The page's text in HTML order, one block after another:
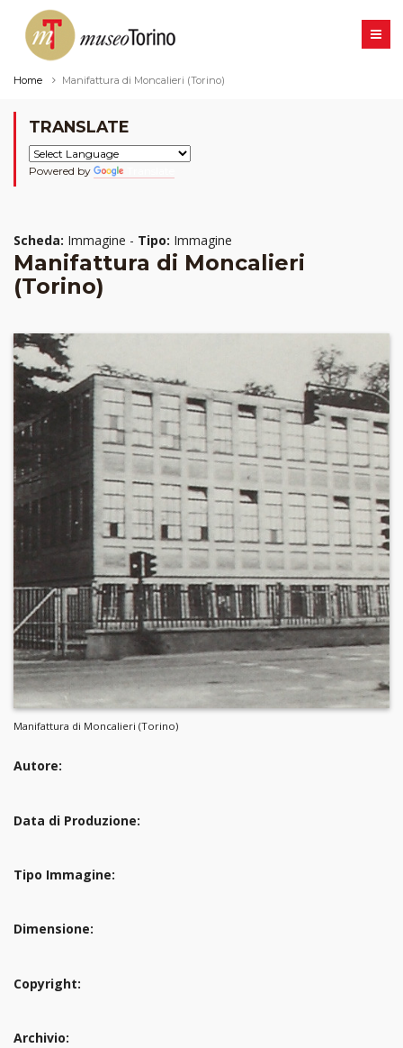
Home Manifattura di Moncalieri (Torino)
TRANSLATE
Powered by
Scheda: Immagine - Tipo: Immagine
Manifattura di Moncalieri
(Torino)
Manifattura di Moncalieri (Torino)
Autore:
Data di Produzione:
Tipo Immagine:
Dimensione:
Copyright:
Archivio: